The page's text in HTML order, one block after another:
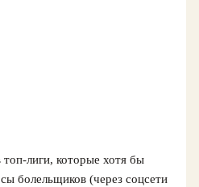
которые хотя бы
болельщиков (через соцсети